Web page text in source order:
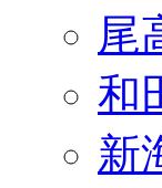
尾
和
新